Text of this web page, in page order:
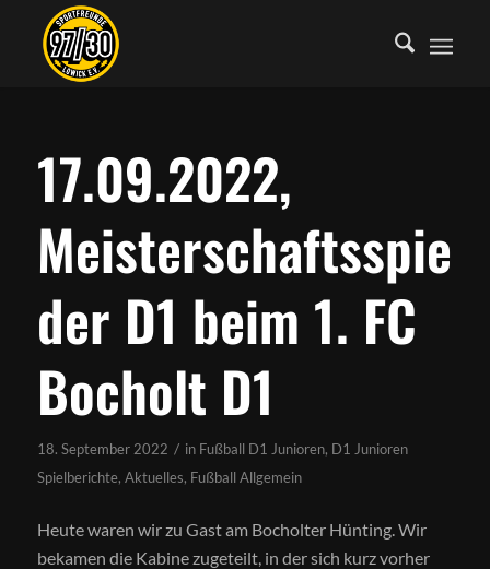
17.09.2022,
Meisterschaftsspiel
der D1 beim 1. FC
Bocholt D1
18. September 2022 / in Fußball D1 Junioren, D1 Junioren
Spielberichte, Aktuelles, Fußball Allgemein
Heute waren wir zu Gast am Bocholter Hünting. Wir
bekamen die Kabine zugeteilt, in der sich kurz vorher